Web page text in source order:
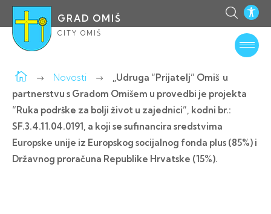
GRAD OMIŠ
CITY OMIŠ
Novosti
„Udruga “Prijatelj” Omiš u
partnerstvu s Gradom Omišem u provedbi je projekta
“Ruka podrške za bolji život u zajednici”, kodni br.:
SF.3.4.11.04.0191, a koji se sufinancira sredstvima
Europske unije iz Europskog socijalnog fonda plus (85%) i
Državnog proračuna Republike Hrvatske (15%).